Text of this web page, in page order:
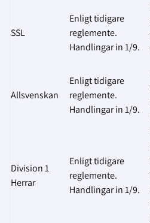
SSL
Enligt tidigare
reglemente.
Handlingar in 1/9.
Allsvenskan
Enligt tidigare
reglemente.
Handlingar in 1/9.
Division 1
Herrar
Enligt tidigare
reglemente.
Handlingar in 1/9.